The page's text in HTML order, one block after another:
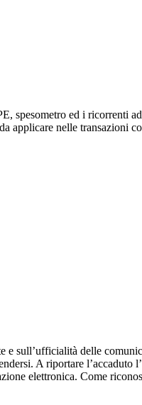
spesometro ed i ricorrenti
applicare nelle transazioni
e sull’ufficialità delle
A riportare l’accaduto
elettronica. Come